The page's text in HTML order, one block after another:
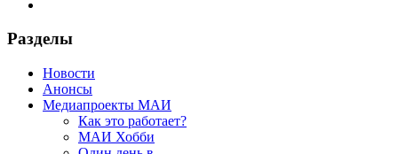
Разделы
Новости
Анонсы
Медиапроекты МАИ
Как это работает?
МАИ Хобби